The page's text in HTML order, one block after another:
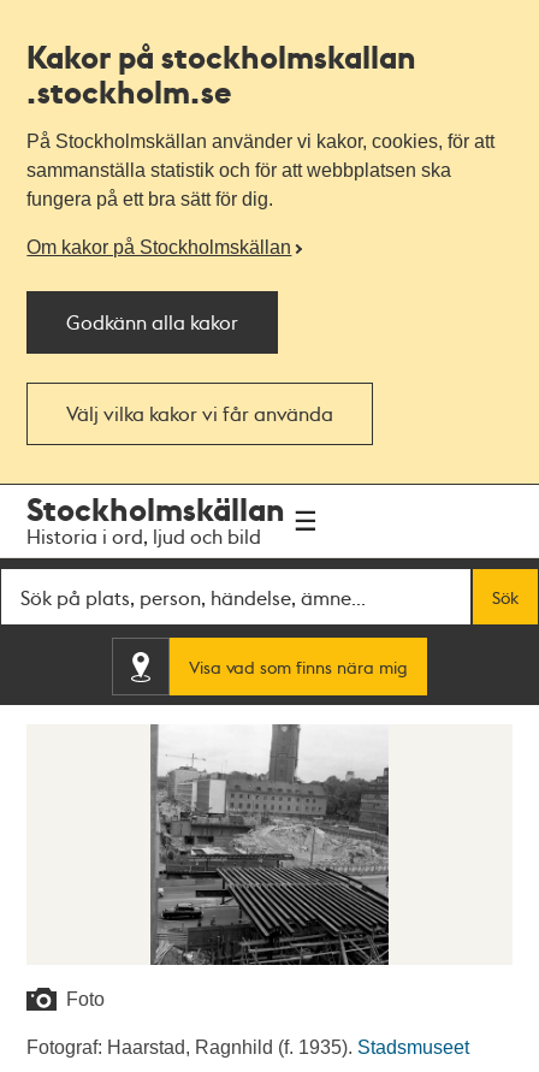
Kakor på stockholmskallan
.stockholm.se
På Stockholmskällan använder vi kakor, cookies, för att
sammanställa statistik och för att webbplatsen ska
fungera på ett bra sätt för dig.
Om kakor på Stockholmskällan
Godkänn alla kakor
Välj vilka kakor vi får använda
navigationen
huvudinnehållet
Stockholmskällan
Historia i ord, ljud och bild
Sök
Visa vad som finns nära mig
Foto
Fotograf: Haarstad, Ragnhild (f. 1935). Stadsmuseet